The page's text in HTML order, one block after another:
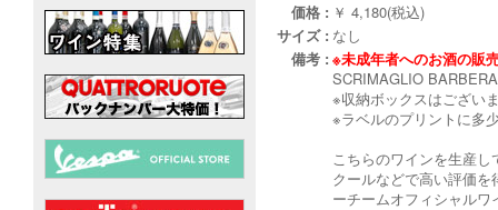
価格 : ￥ 4,180(税込)
サイズ : なし
備考 : ※未成年者へのお酒の販
SCRIMAGLIO
※収納ボックスはござい
※ラベルのプリントに多
こちらのワインを生産
クールなどで高い評価
ーチームオフィシャル